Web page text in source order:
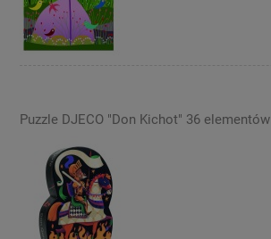
Puzzle DJECO "Don Kichot" 36 elementów